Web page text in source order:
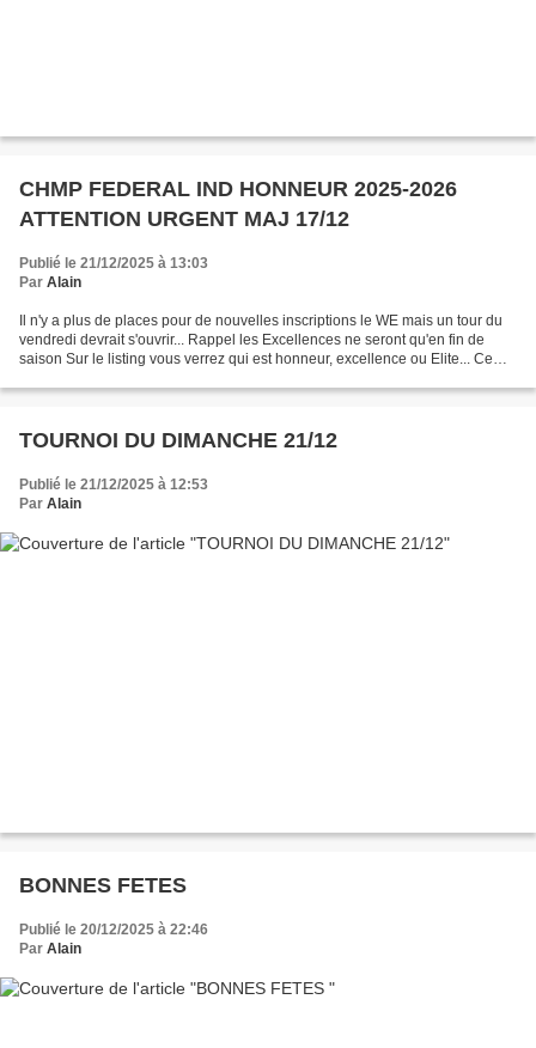
CHMP FEDERAL IND HONNEUR 2025-2026
ATTENTION URGENT MAJ 17/12
Publié le 21/12/2025 à 13:03
Par Alain
Il n'y a plus de places pour de nouvelles inscriptions le WE mais un tour du
vendredi devrait s'ouvrir... Rappel les Excellences ne seront qu'en fin de
saison Sur le listing vous verrez qui est honneur, excellence ou Elite... Ce
TOURNOI DU DIMANCHE 21/12
Publié le 21/12/2025 à 12:53
Par Alain
BONNES FETES
Publié le 20/12/2025 à 22:46
Par Alain